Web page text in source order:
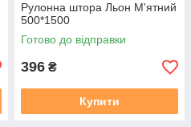
Рулонна штора Льон М'ятний
500*1500
Готово до відправки
396 ₴
Купити